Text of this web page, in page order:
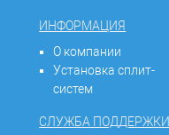
ИНФОРМАЦИЯ
О компании
Установка сплит-
систем
СЛУЖБА ПОДДЕРЖКИ